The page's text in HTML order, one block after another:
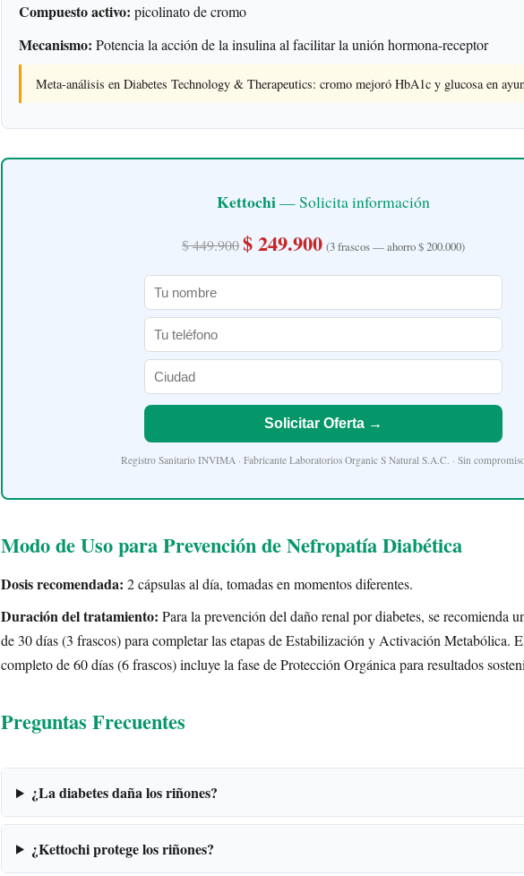
Compuesto activo: picolinato de cromo
Mecanismo: Potencia la acción de la insulina al facilitar la unión hormona-receptor
Meta-análisis en Diabetes Technology & Therapeutics: cromo mejoró HbA1c y glucosa en
Kettochi— Solicita información
$ 449.900$ 249.900 (3 frascos — ahorro $ 200.000)
Solicitar Oferta →
Registro Sanitario INVIMA · Fabricante Laboratorios Organic S Natural S.A.C. · Sin
Modo de Uso para Prevención de Nefropatía Diabética
Dosis recomendada: 2 cápsulas al día, tomadas en momentos diferentes.
Duración del tratamiento: Para la prevención del daño renal por diabetes, se recomienda
de 30 días (3 frascos) para completar las etapas de Estabilización y Activación Metabólica.
completo de 60 días (6 frascos) incluye la fase de Protección Orgánica para resultados
Preguntas Frecuentes
¿La diabetes daña los riñones?
¿Kettochi protege los riñones?